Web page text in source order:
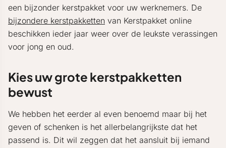
een bijzonder kerstpakket voor uw werknemers. De
bijzondere kerstpakketten van Kerstpakket online
beschikken ieder jaar weer over de leukste verassingen
voor jong en oud.
Kies uw grote kerstpakketten
bewust
We hebben het eerder al even benoemd maar bij het
geven of schenken is het allerbelangrijkste dat het
passend is. Dit wil zeggen dat het aansluit bij iemand